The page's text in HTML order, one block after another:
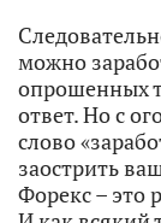
можно
опрошенных
ответ. Но с
слово
заострить
Форекс – это